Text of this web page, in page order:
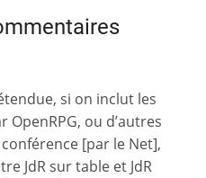
si on inclut les
OpenRPG, ou d’autres
[par le Net],
JdR sur table et JdR